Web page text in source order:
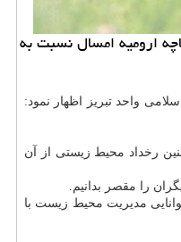
افزایش 23درصدی بارندگی در حوضه آبریز دریاچه ارومیه امسال نسبت به
واحد تبریز اظهار نمود:
وقت با انكار چنین رخداد محیط زیستی از آن
شود، توانایی مدیریت محیط زیست با